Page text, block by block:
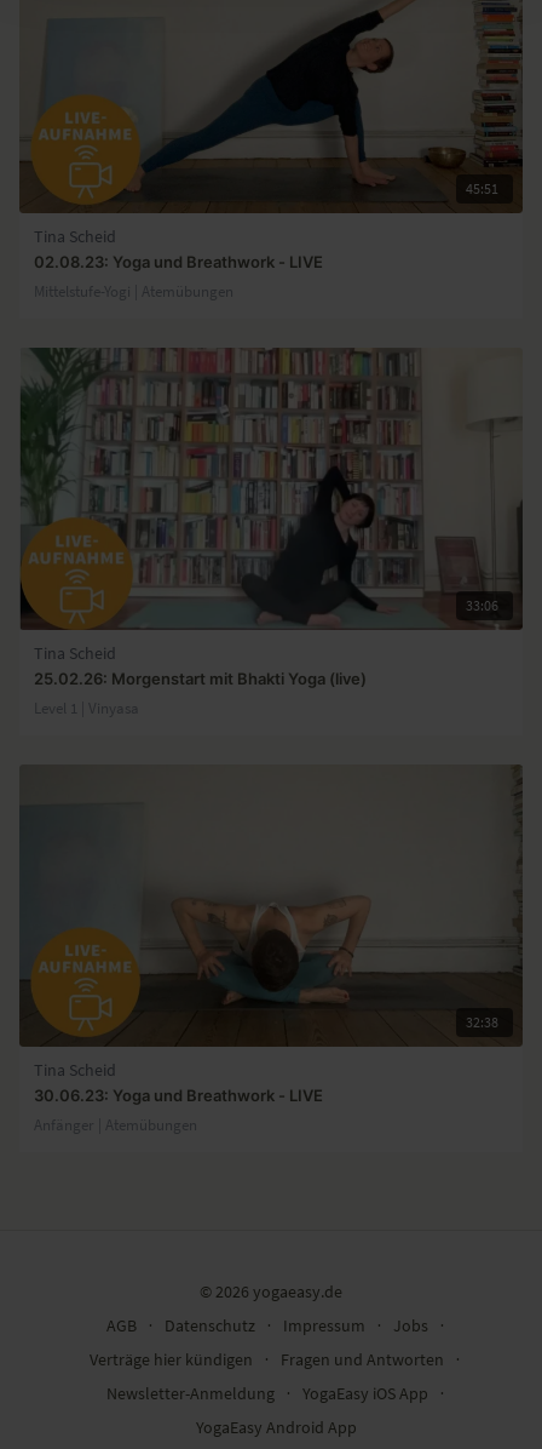
45:51
Tina Scheid
02.08.23: Yoga und Breathwork - LIVE
Mittelstufe-Yogi | Atemübungen
33:06
Tina Scheid
25.02.26: Morgenstart mit Bhakti Yoga (live)
Level 1 | Vinyasa
32:38
Tina Scheid
30.06.23: Yoga und Breathwork - LIVE
Anfänger | Atemübungen
© 2026 yogaeasy.de
AGB
∙ Datenschutz ∙ Impressum ∙ Jobs
∙
Verträge hier kündigen
∙ Fragen und Antworten
∙
Newsletter-Anmeldung
∙ YogaEasy iOS App
∙
YogaEasy Android App